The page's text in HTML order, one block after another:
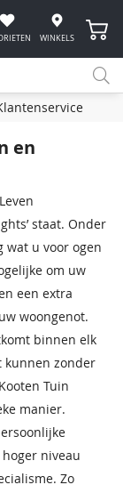
WINKELS
en
staat. Onder
wat u voor ogen
om uw
een extra
woongenot.
binnen elk
kunnen zonder
Tuin
manier.
niveau
Zo